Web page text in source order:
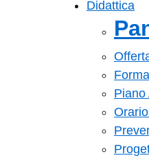
Didattica
Piano